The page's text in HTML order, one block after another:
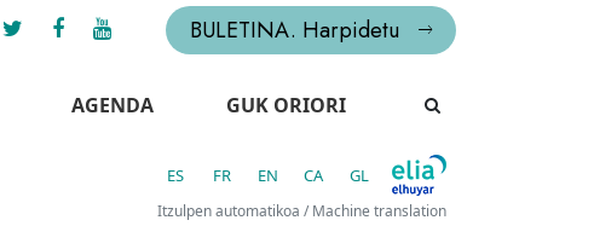
BULETINA. Harpidetu
AGENDA GUK ORIORI
ES FR EN CA GL
Itzulpen automatikoa / Machine translation